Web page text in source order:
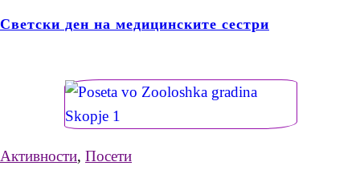
Светски ден на медицинските сестри
Активности, Посети